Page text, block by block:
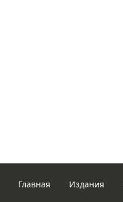
Главная Издания